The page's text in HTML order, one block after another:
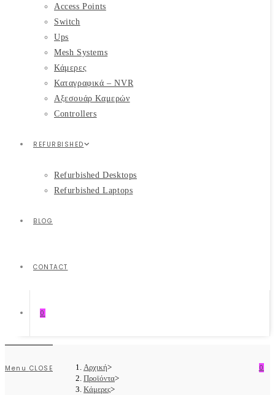
Access Points
Switch
Ups
Mesh Systems
Κάμερες
Καταγραφικά – NVR
Αξεσουάρ Καμερών
Controllers
REFURBISHED
Refurbished Desktops
Refurbished Laptops
BLOG
CONTACT
0
0
Menu CLOSE Αρχική>
Προϊόντα>
Κάμερες>